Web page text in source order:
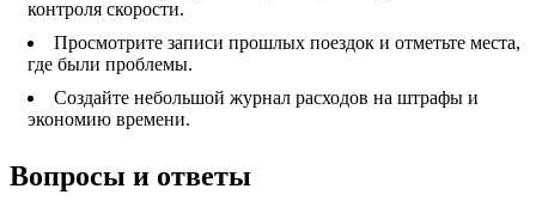
контроля скорости.
Просмотрите записи прошлых поездок и отметьте места,
где были проблемы.
Создайте небольшой журнал расходов на штрафы и
экономию времени.
Вопросы и ответы